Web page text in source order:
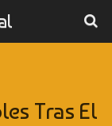
Tras El